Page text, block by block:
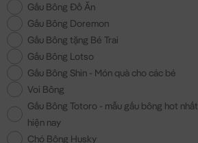
Gấu Bông Đồ Ăn
Gấu Bông Doremon
Gấu Bông tặng Bé Trai
Gấu Bông Lotso
Gấu Bông Shin - Món quà cho các bé
Voi Bông
Gấu Bông Totoro - mẫu gấu bông hot nhất
hiện nay
Chó Bông Husky